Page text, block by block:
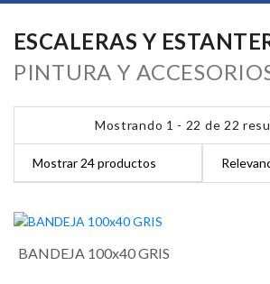
ESCALERAS Y
PINTURA Y
Mostrando 1 - 22 de 22
BANDEJA 100x40 GRIS